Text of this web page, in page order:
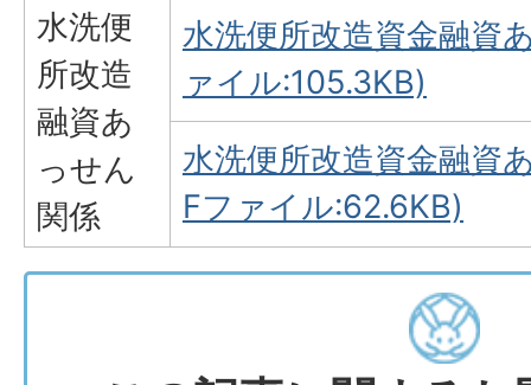
水洗便
所改造
融資あ
っせん
関係
水洗便所改造資金融資
ァイル:105.3KB)
水洗便所改造資金融資
Fファイル:62.6KB)